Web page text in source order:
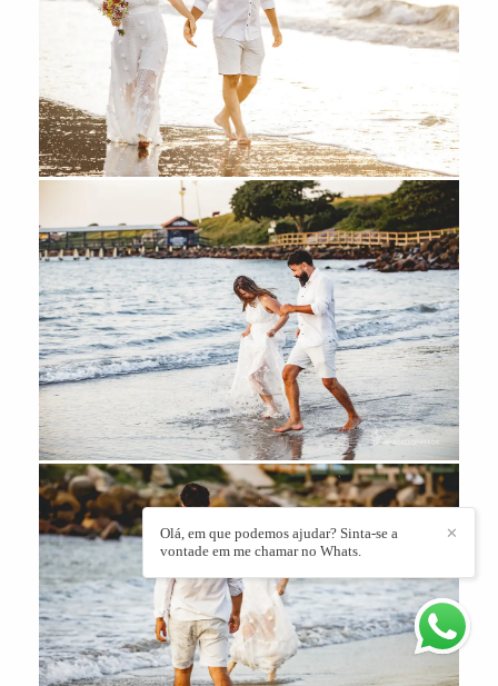
✕
Olá, em que podemos ajudar? Sinta-se a
vontade em me chamar no Whats.